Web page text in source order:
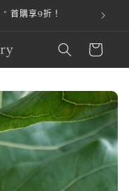
一，購物才安心。
物
車